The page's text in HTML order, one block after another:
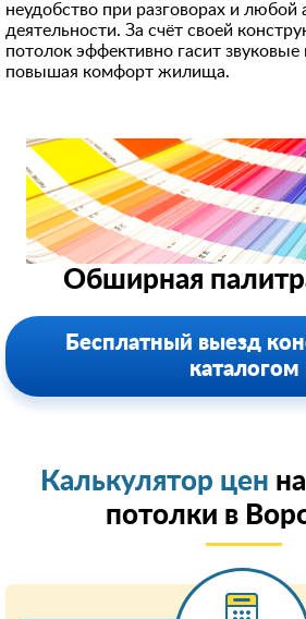
неудобство при разговорах и любой
деятельности. За счёт своей
потолок эффективно гасит
повышая комфорт жилища.
Обширная
Бесплатный выезд
каталогом
Калькулятор цен
потолки в